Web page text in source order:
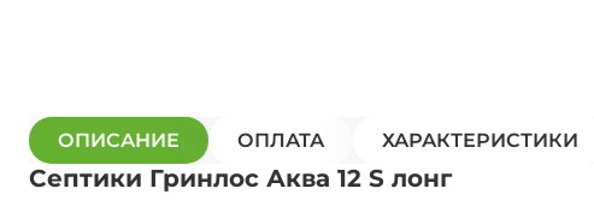
ОПИСАНИЕ ОПЛАТА ХАРАКТЕРИСТИКИ
Септики Гринлос Аква 12 S лонг